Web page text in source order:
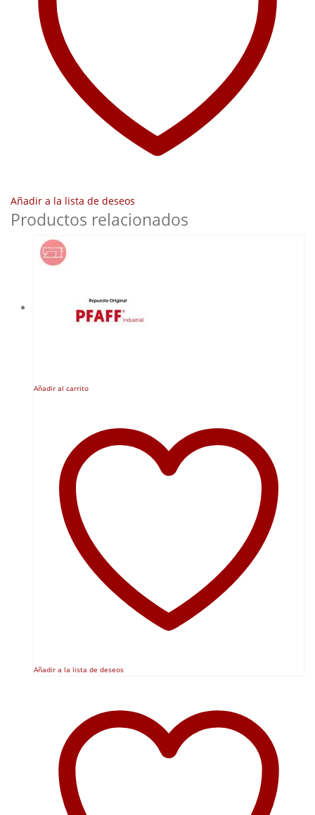
Añadir a la lista de deseos
Productos relacionados
Añadir al carrito
Añadir a la lista de deseos